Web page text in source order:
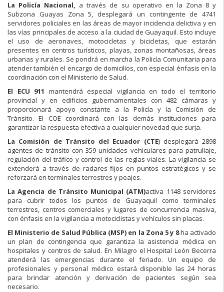
La Policía Nacional, a través de su operativo en la Zona 8 y
Subzona Guayas Zona 5, desplegará un contingente de 4741
servidores policiales en las áreas de mayor incidencia delictiva y en
las vías principales de acceso a la ciudad de Guayaquil. Esto incluye
el uso de aeronaves, motocicletas y bicicletas, que estarán
presentes en centros turísticos, playas, zonas montañosas, áreas
urbanas y rurales. Se pondrá en marcha la Policía Comunitaria para
atender también el encargo de domicilios, con especial énfasis en la
coordinación con el Ministerio de Salud.
El ECU 911
mantendrá especial vigilancia en todo el territorio
provincial y en edificios gubernamentales con 482 cámaras y
proporcionará apoyo constante a la Policía y la Comisión de
Tránsito. El COE coordinará con las demás instituciones para
garantizar la respuesta efectiva a cualquier novedad que surja.
La Comisión de Tránsito del Ecuador (CTE) desplegará 2898
agentes de tránsito con 359 unidades vehiculares para patrullaje,
regulación del tráfico y control de las reglas viales. La vigilancia se
extenderá a través de radares fijos en puntos estratégicos y se
reforzará en terminales terrestres y peajes.
La Agencia de Tránsito Municipal (ATM)activa 1148 servidores
para cubrir todos los puntos de Guayaquil como terminales
terrestres, centros comerciales y lugares de concurrencia masiva,
con énfasis en la vigilancia a motociclistas y vehículos sin placas.
El Ministerio de Salud Pública (MSP) en la Zona 5 y 8ha activado
un plan de contingencia que garantiza la asistencia médica en
hospitales y centros de salud. En Milagro el Hospital León Becerra
atenderá las emergencias durante el feriado. Un equipo de
profesionales y personal médico estará disponible las 24 horas
para brindar atención y derivación de pacientes según sea
necesario.